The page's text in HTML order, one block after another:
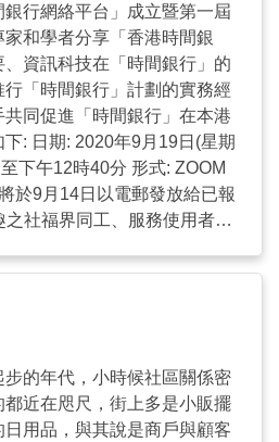
concerned about Tenancy
to provide the contact
details in the attached
...
行網絡平台」成立暨第一屆
和學者分享「香港時間銀
資訊科技在「時間銀行」的
「時間銀行」計劃的實務經
同促進「時間銀行」在本港
: 日期: 2020年9月19日(星期
下午12時40分 形式: ZOOM
於9月14日以電郵發放給已報
社福界同工、服務使用者、
月13日 如欲查詢，請致電
的年代，小時候社區關係密
近在咫尺，街上多是小販擺
用品，與其說是商戶與顧客